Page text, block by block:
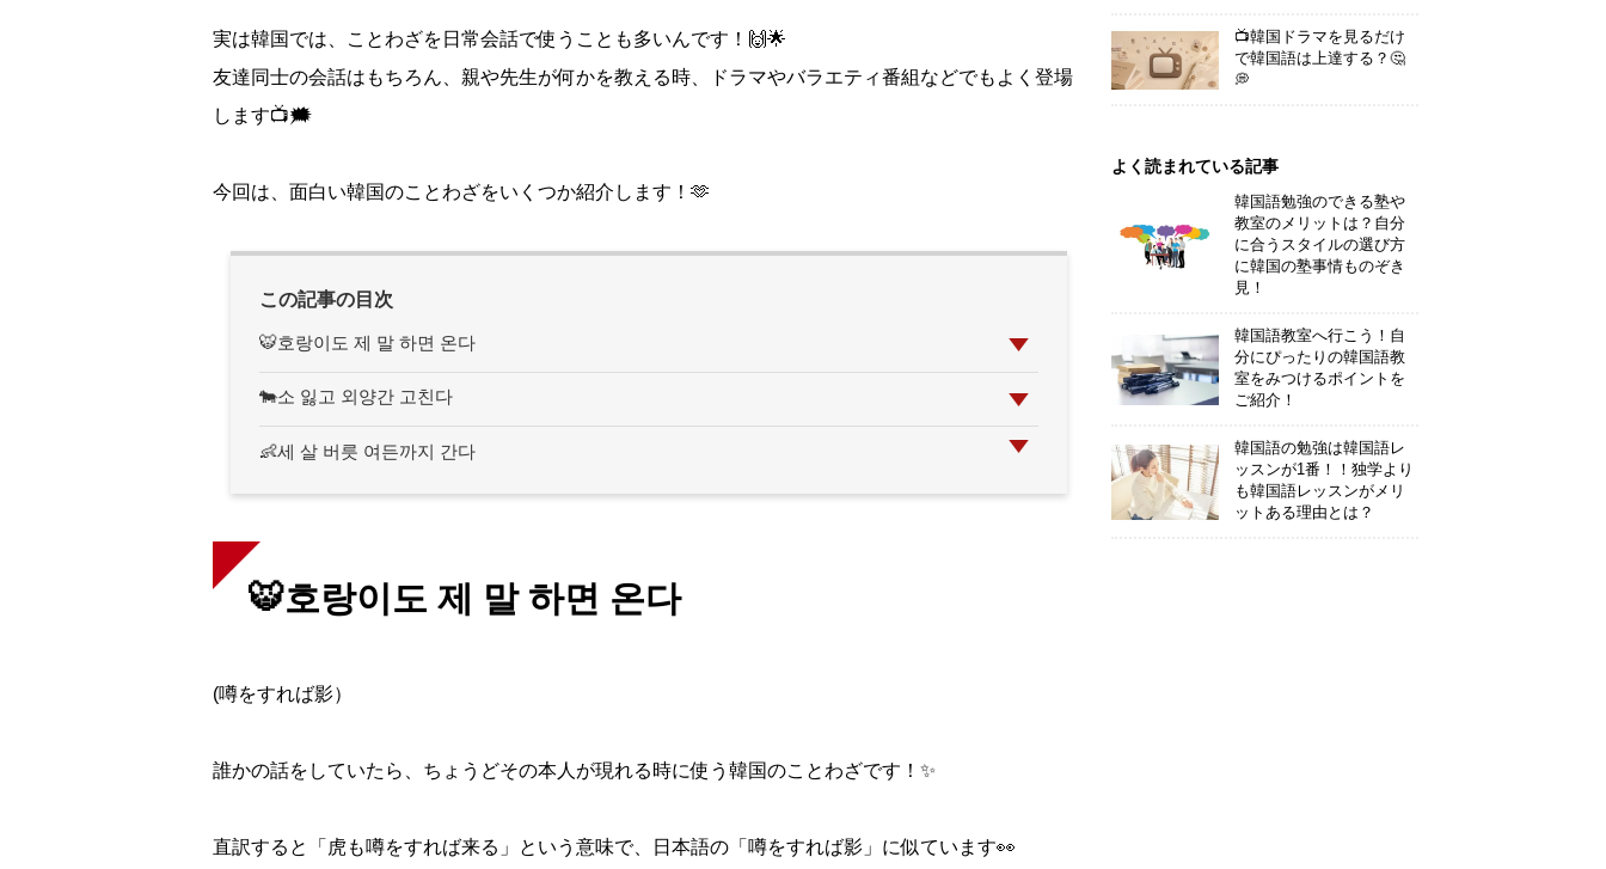
実は韓国では、ことわざを日常会話で使うことも多いんです！🙌🌟
友達同士の会話はもちろん、親や先生が何かを教える時、
ドラマやバラエティ番組などでもよく登場
します📺🗯️
今回は、面白い韓国のことわざをいくつか紹介します！🫶
この記事の目次
🐯호랑이도 제 말 하면 온다
🐄소 잃고 외양간 고친다
👶세 살 버릇 여든까지 간다
🐯호랑이도 제 말 하면 온다
(噂をすれば影）
誰かの話をしていたら、 ちょうどその本人が現れる時に使う韓国のことわざです！✨
直訳すると「虎も噂をすれば来る」という意味で、日本語の「噂をすれば影」に似ています👀
📺韓国ドラマを見るだけ
で韓国語は上達する？🤔
💭
よく読まれている記事
韓国語勉強のできる塾や
教室のメリットは？自分
に合うスタイルの選び方
に韓国の塾事情ものぞき
見！
韓国語教室へ行こう！自
分にぴったりの韓国語教
室をみつけるポイントを
ご紹介！
韓国語の勉強は韓国語レ
ッスンが1番！！独学より
も韓国語レッスンがメリ
ットある理由とは？